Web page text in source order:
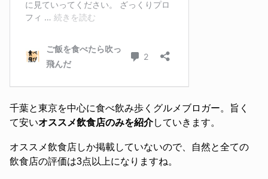
千葉と東京を中心に食べ飲み歩くグルメブロガー。旨く
て安いオススメ飲食店のみを紹介していきます。
オススメ飲食店しか掲載していないので、自然と全ての
飲食店の評価は3点以上になりますね。